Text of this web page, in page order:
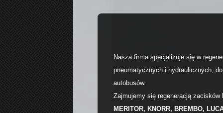
Nasza firma specjalizuje się w
pneumatycznych i hydraulicznych,
autobusów.
Zajmujemy się regeneracją
MERITOR, KNORR, BREMBO,